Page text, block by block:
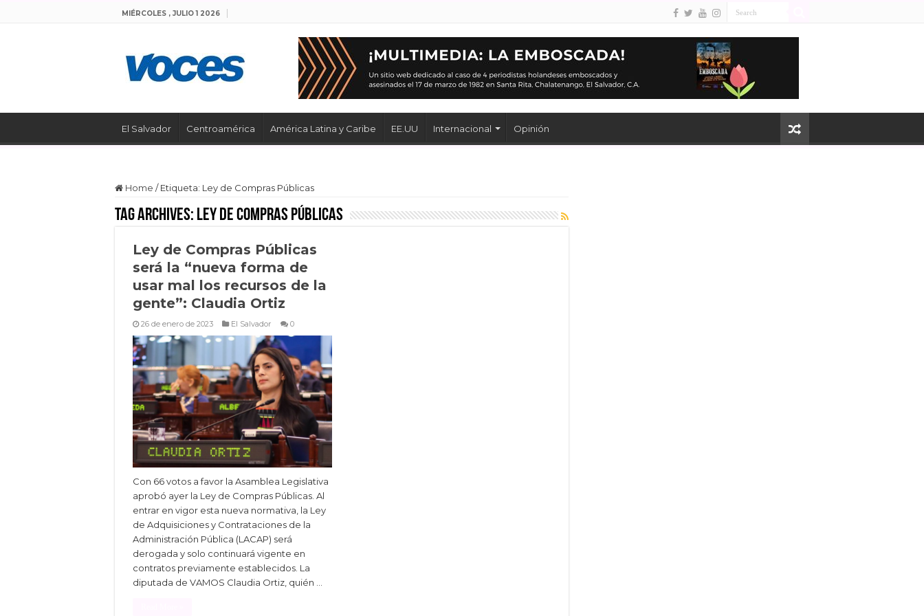
MIÉRCOLES , JULIO 1 2026
El Salvador Centroamérica América Latina y Caribe EE.UU Internacional Opinión
Home / Etiqueta: Ley de Compras Públicas
Tag Archives: Ley de Compras Públicas
Ley de Compras Públicas
será la “nueva forma de
usar mal los recursos de la
gente”: Claudia Ortiz
26 de enero de 2023 El Salvador 0
Con 66 votos a favor la Asamblea Legislativa
aprobó ayer la Ley de Compras Públicas. Al
entrar en vigor esta nueva normativa, la Ley
de Adquisiciones y Contrataciones de la
Administración Pública (LACAP) será
derogada y solo continuará vigente en
contratos previamente establecidos. La
diputada de VAMOS Claudia Ortiz, quién …